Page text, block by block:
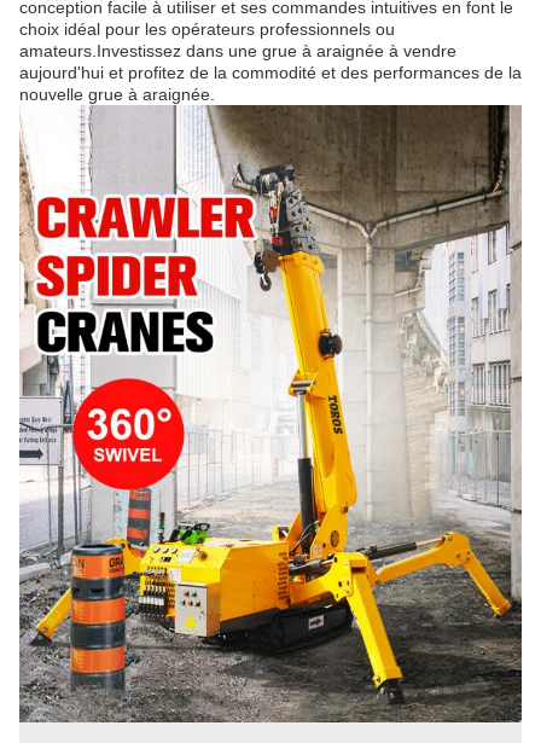
conception facile à utiliser et ses commandes intuitives en font le
choix idéal pour les opérateurs professionnels ou
amateurs.Investissez dans une grue à araignée à vendre
aujourd'hui et profitez de la commodité et des performances de la
nouvelle grue à araignée.